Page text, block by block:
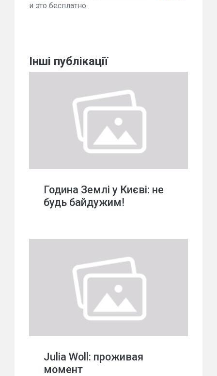
и это бесплатно.
Інші публікації
Година Землі у Києві: не
будь байдужим!
Julia Woll: проживая
момент